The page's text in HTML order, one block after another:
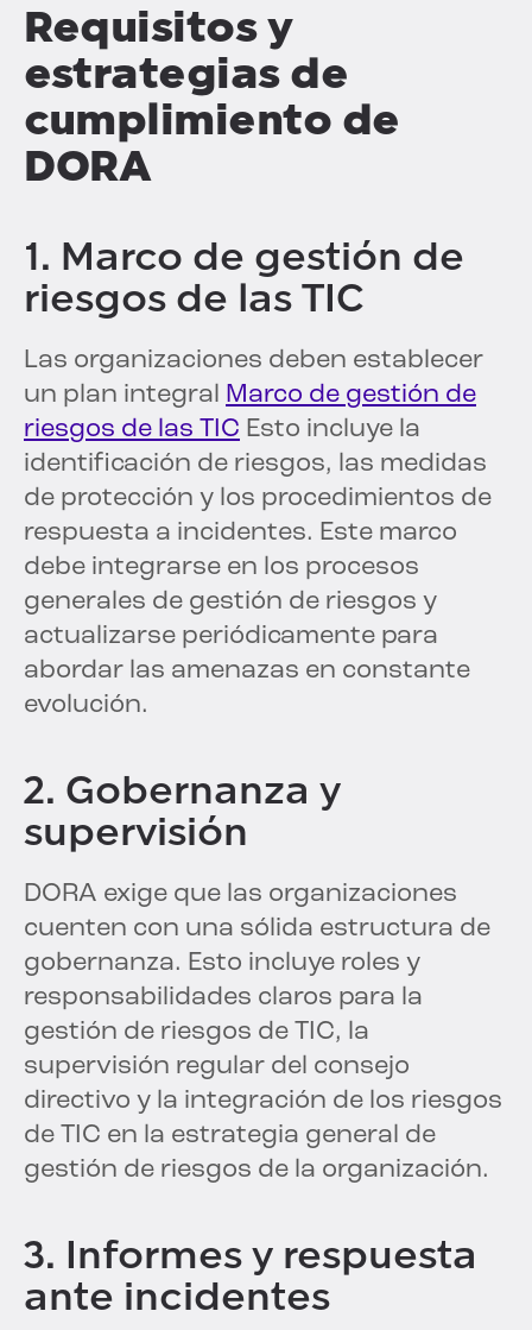
Requisitos y
estrategias de
cumplimiento de
DORA
1. Marco de gestión de
riesgos de las TIC
Las organizaciones deben establecer
un plan integral Marco de gestión de
riesgos de las TIC Esto incluye la
identificación de riesgos, las medidas
de protección y los procedimientos de
respuesta a incidentes. Este marco
debe integrarse en los procesos
generales de gestión de riesgos y
actualizarse periódicamente para
abordar las amenazas en constante
evolución.
2. Gobernanza y
supervisión
DORA exige que las organizaciones
cuenten con una sólida estructura de
gobernanza. Esto incluye roles y
responsabilidades claros para la
gestión de riesgos de TIC, la
supervisión regular del consejo
directivo y la integración de los riesgos
de TIC en la estrategia general de
gestión de riesgos de la organización.
3. Informes y respuesta
ante incidentes